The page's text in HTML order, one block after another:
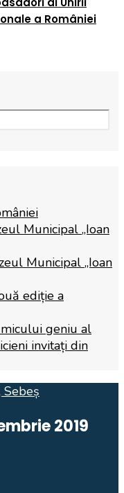
a României
Municipal „Ioan
Municipal „Ioan
ediție a
geniu al
invitați din
2019